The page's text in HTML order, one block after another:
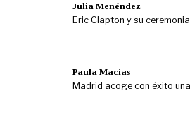
Julia Menéndez
Eric Clapton y su
Paula Macías
Madrid acoge con éxito